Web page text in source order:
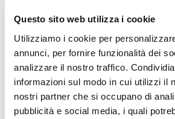
Questo sito web utilizza i cookie
Utilizziamo i cookie per
annunci, per fornire funzionalità dei
analizzare il nostro traffico.
informazioni sul modo in cui utilizzi il
nostri partner che si occupano di
pubblicità e social media, i quali
Unisex
Unisex
20KV11I3N1001006
Disponibilità:
Tipo di prodotto:
Accessori Casco